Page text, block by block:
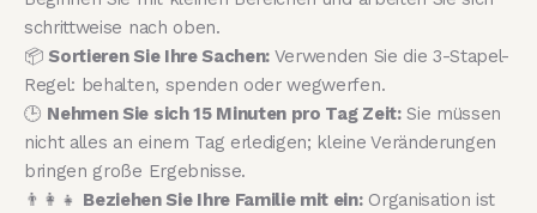
schrittweise nach oben.
📦 Sortieren Sie Ihre Sachen: Verwenden Sie die 3-Stapel-
Regel: behalten, spenden oder wegwerfen.
🕒 Nehmen Sie sich 15 Minuten pro Tag Zeit:Sie müssen
nicht alles an einem Tag erledigen; kleine Veränderungen
bringen große Ergebnisse.
👨‍👩‍👧 Beziehen Sie Ihre Familie mit ein:Organisation ist